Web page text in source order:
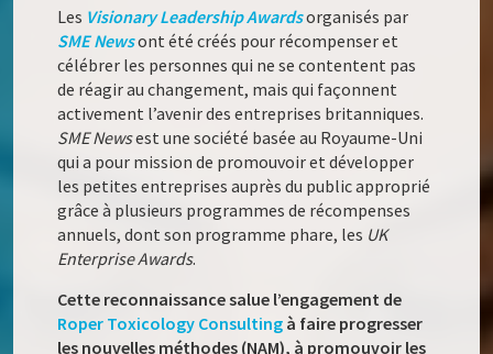
Les Visionary Leadership Awardsorganisés par
SME Newsont été créés pour récompenser et
célébrer les personnes qui ne se contentent pas
de réagir au changement, mais qui façonnent
activement l’avenir des entreprises britanniques.
SME Newsest une société basée au Royaume-Uni
qui a pour mission de promouvoir et développer
les petites entreprises auprès du public approprié
grâce à plusieurs programmes de récompenses
annuels, dont son programme phare, les UK
Enterprise Awards.
Cette reconnaissance salue l’engagement de
Roper Toxicology Consulting à faire progresser
les nouvelles méthodes (NAM), à promouvoir les